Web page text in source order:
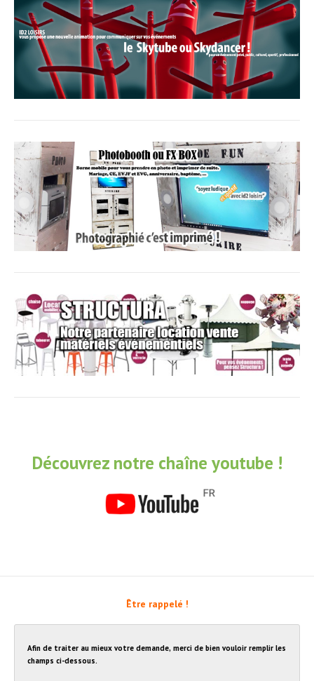
Découvrez notre chaîne youtube !
Être rappelé !
Afin de traiter au mieux votre demande, merci de bien vouloir remplir les
champs ci-dessous.